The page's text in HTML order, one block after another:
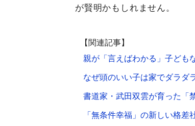
が賢明かもしれません。
【関連記事】
親が「言えばわかる」子ども
なぜ頭のいい子は家でダラダ
書道家・武田双雲が育った「
「無条件幸福」の新しい格